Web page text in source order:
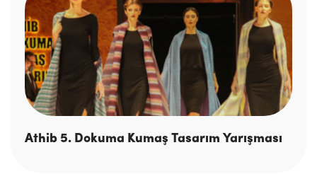
Athib 5. Dokuma Kumaş Tasarım Yarışması